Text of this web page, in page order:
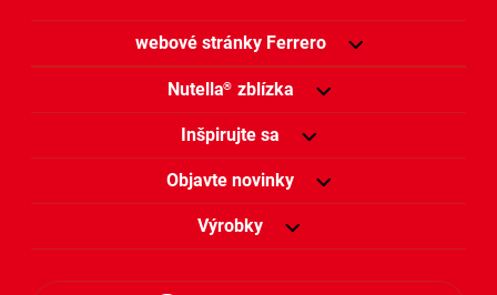
webové stránky Ferrero
Nutella® zblízka
Inšpirujte sa
Objavte novinky
Výrobky